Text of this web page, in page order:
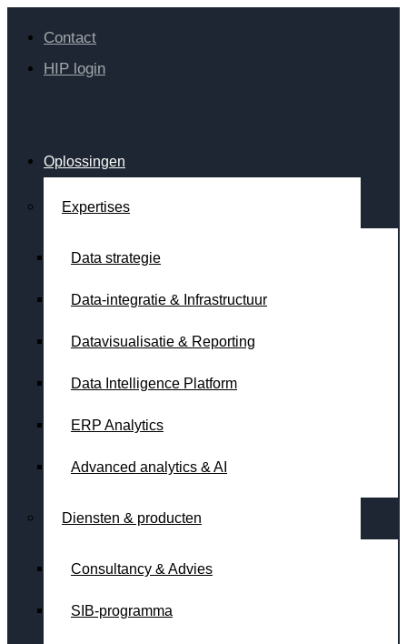
Contact
HIP login
Oplossingen
Expertises
Data strategie
Data-integratie & Infrastructuur
Datavisualisatie & Reporting
Data Intelligence Platform
ERP Analytics
Advanced analytics & AI
Diensten & producten
Consultancy & Advies
SIB-programma